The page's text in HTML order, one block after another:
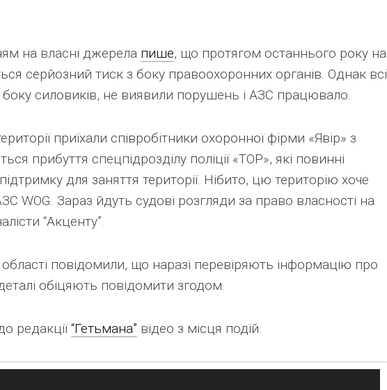
на власні джерела пише, що протягом останнього року на
серйозний тиск з боку правоохоронних органів. Однак всі
боку силовиків, не виявили порушень і АЗС працювало.
приїхали співробітники охоронної фірми «Явір» з
прибуття спецпідрозділу поліції «ТОР», які повинні
для заняття території. Нібито, цю територію хоче
WOG. Зараз йдуть судові розгляди за право власності на
“Акценту”.
області повідомили, що наразі перевіряють інформацію про
обіцяють повідомити згодом.
редакції“Гетьмана” відео з місця подій.